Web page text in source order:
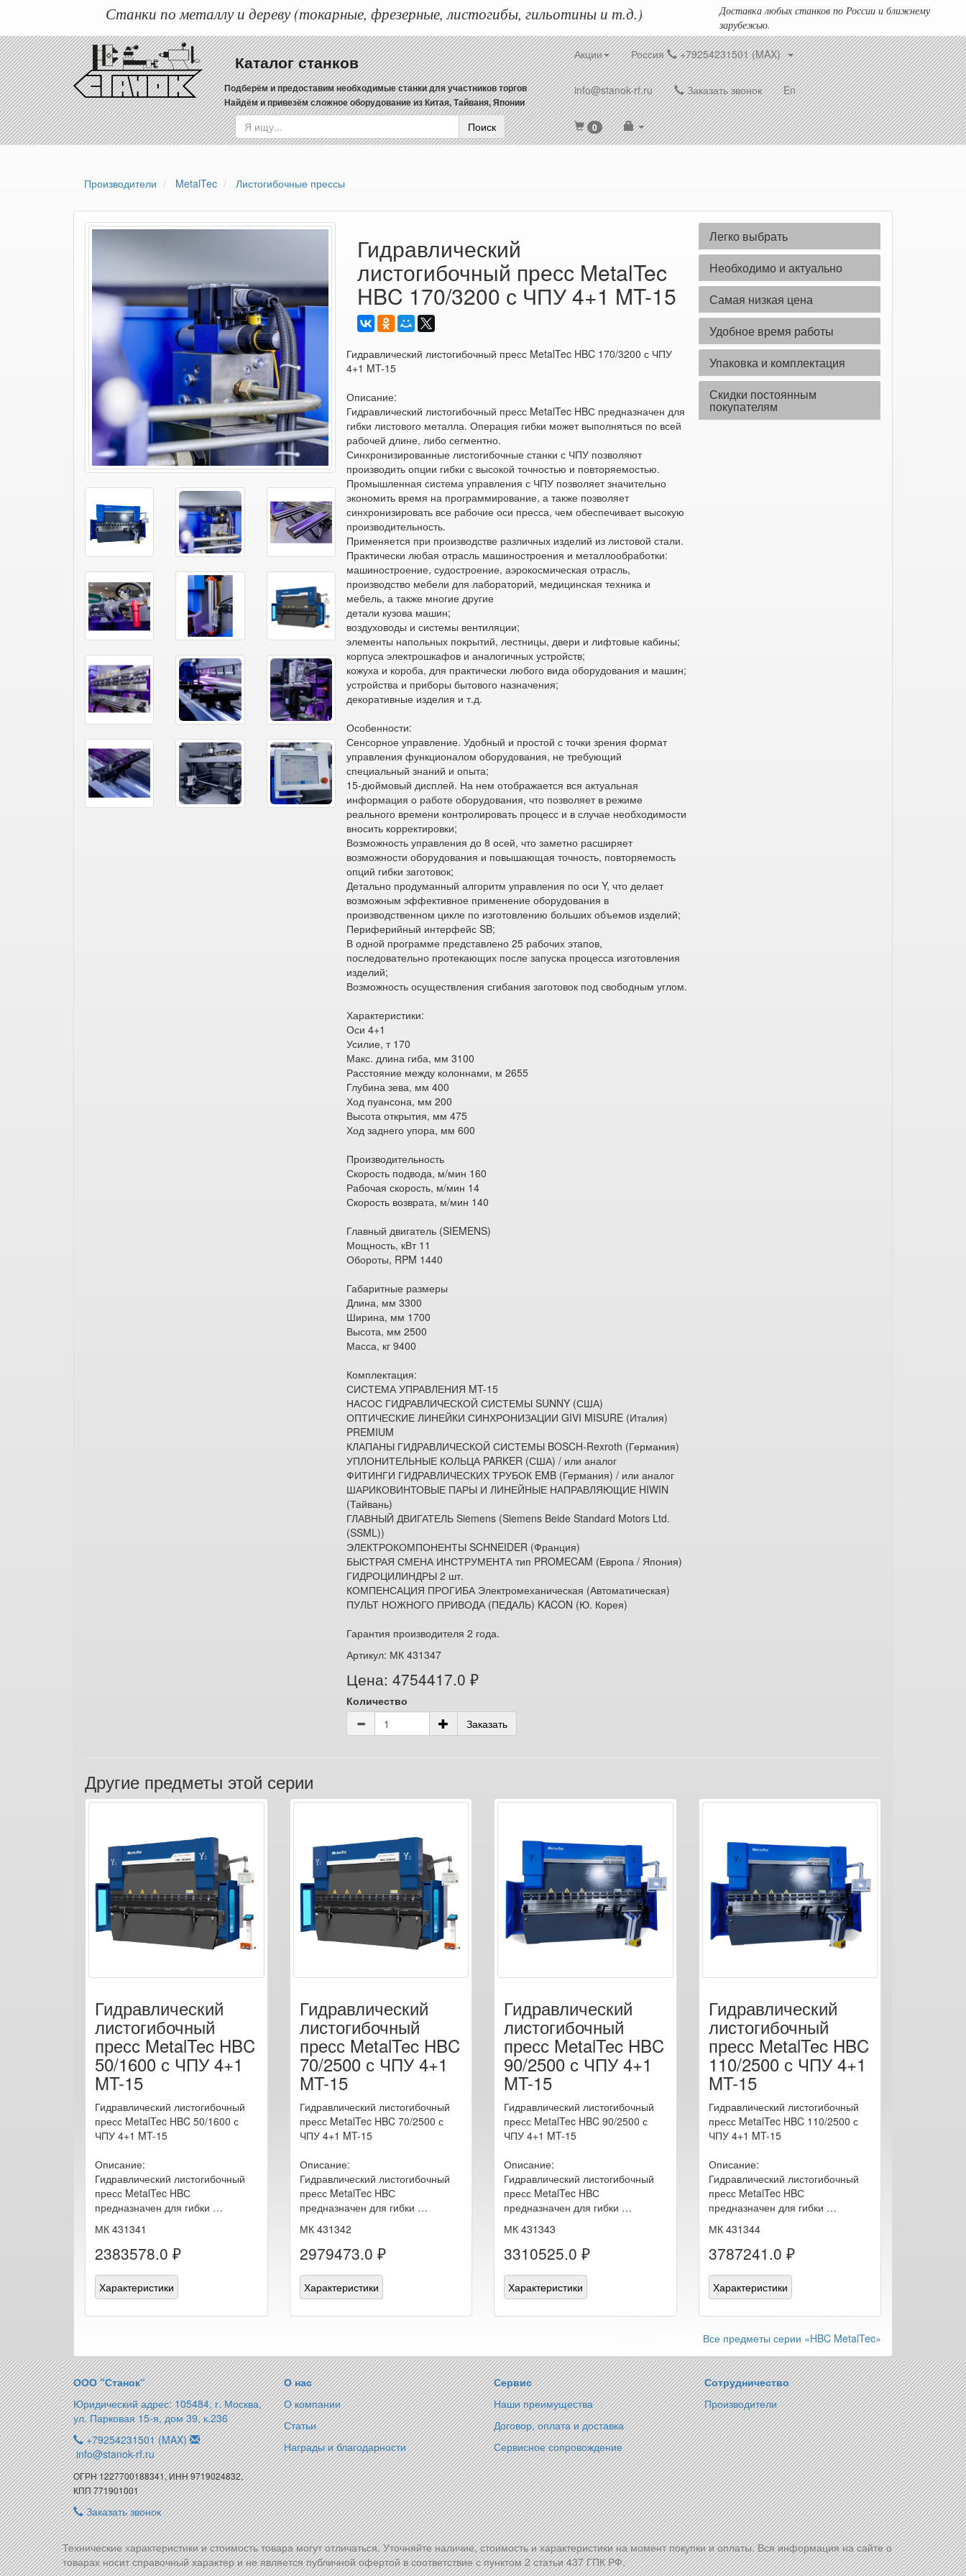
Станки по металлу и дереву (токарные, фрезерные, листогибы, гильотины и т.д.)
Доставка любых станков по России и ближнему
зарубежью.
Каталог станков
Подберём и предоставим необходимые станки для участников торгов
Найдём и привезём сложное оборудование из Китая, Тайваня, Японии
Поиск
Акции Россия +79254231501 (MAX)
info@stanok-rf.ru Заказать звонок En
0
Производители MetalTec Листогибочные прессы
Гидравлический
листогибочный пресс MetalTec
HBC 170/3200 с ЧПУ 4+1 MT-15
Гидравлический листогибочный пресс MetalTec HBC 170/3200 с ЧПУ
4+1 MT-15
Описание:
Гидравлический листогибочный пресс MetalTec HBС предназначен для
гибки листового металла. Операция гибки может выполняться по всей
рабочей длине, либо сегментно.
Синхронизированные листогибочные станки с ЧПУ позволяют
производить опции гибки с высокой точностью и повторяемостью.
Промышленная система управления с ЧПУ позволяет значительно
экономить время на программирование, а также позволяет
синхронизировать все рабочие оси пресса, чем обеспечивает высокую
производительность.
Применяется при производстве различных изделий из листовой стали.
Практически любая отрасль машиностроения и металлообработки:
машиностроение, судостроение, аэрокосмическая отрасль,
производство мебели для лабораторий, медицинская техника и
мебель, а также многие другие
детали кузова машин;
воздуховоды и системы вентиляции;
элементы напольных покрытий, лестницы, двери и лифтовые кабины;
корпуса электрошкафов и аналогичных устройств;
кожуха и короба, для практически любого вида оборудования и машин;
устройства и приборы бытового назначения;
декоративные изделия и т.д.
Особенности:
Сенсорное управление. Удобный и простой с точки зрения формат
управления функционалом оборудования, не требующий
специальный знаний и опыта;
15-дюймовый дисплей. На нем отображается вся актуальная
информация о работе оборудования, что позволяет в режиме
реального времени контролировать процесс и в случае необходимости
вносить корректировки;
Возможность управления до 8 осей, что заметно расширяет
возможности оборудования и повышающая точность, повторяемость
опций гибки заготовок;
Детально продуманный алгоритм управления по оси Y, что делает
возможным эффективное применение оборудования в
производственном цикле по изготовлению больших объемов изделий;
Периферийный интерфейс SB;
В одной программе представлено 25 рабочих этапов,
последовательно протекающих после запуска процесса изготовления
изделий;
Возможность осуществления сгибания заготовок под свободным углом.
Характеристики:
Оси 4+1
Усилие, т 170
Макс. длина гиба, мм 3100
Расстояние между колоннами, м 2655
Глубина зева, мм 400
Ход пуансона, мм 200
Высота открытия, мм 475
Ход заднего упора, мм 600
Производительность
Скорость подвода, м/мин 160
Рабочая скорость, м/мин 14
Скорость возврата, м/мин 140
Главный двигатель (SIEMENS)
Мощность, кВт 11
Обороты, RPM 1440
Габаритные размеры
Длина, мм 3300
Ширина, мм 1700
Высота, мм 2500
Масса, кг 9400
Комплектация:
СИСТЕМА УПРАВЛЕНИЯ MT-15
НАСОС ГИДРАВЛИЧЕСКОЙ СИСТЕМЫ SUNNY (США)
ОПТИЧЕСКИЕ ЛИНЕЙКИ СИНХРОНИЗАЦИИ GIVI MISURE (Италия)
PREMIUM
КЛАПАНЫ ГИДРАВЛИЧЕСКОЙ СИСТЕМЫ BOSCH-Rexroth (Германия)
УПЛОНИТЕЛЬНЫЕ КОЛЬЦА PARKER (США) / или аналог
ФИТИНГИ ГИДРАВЛИЧЕСКИХ ТРУБОК EMB (Германия) / или аналог
ШАРИКОВИНТОВЫЕ ПАРЫ И ЛИНЕЙНЫЕ НАПРАВЛЯЮЩИЕ HIWIN
(Тайвань)
ГЛАВНЫЙ ДВИГАТЕЛЬ Siemens (Siemens Beide Standard Motors Ltd.
(SSML))
ЭЛЕКТРОКОМПОНЕНТЫ SCHNEIDER (Франция)
БЫСТРАЯ СМЕНА ИНСТРУМЕНТА тип PROMECAM (Европа / Япония)
ГИДРОЦИЛИНДРЫ 2 шт.
КОМПЕНСАЦИЯ ПРОГИБА Электромеханическая (Автоматическая)
ПУЛЬТ НОЖНОГО ПРИВОДА (ПЕДАЛЬ) KACON (Ю. Корея)
Гарантия производителя 2 года.
Артикул: МК 431347
Цена: 4754417.0 ₽
Количество
Заказать
Легко выбрать
Необходимо и актуально
Самая низкая цена
Удобное время работы
Упаковка и комплектация
Скидки постоянным
покупателям
Другие предметы этой серии
Гидравлический
листогибочный
пресс MetalTec HBC
50/1600 с ЧПУ 4+1
MT-15
Гидравлический листогибочный
пресс MetalTec HBC 50/1600 с
ЧПУ 4+1 MT-15
Описание:
Гидравлический листогибочный
пресс MetalTec HBС
предназначен для гибки …
МК 431341
2383578.0 ₽
Характеристики
Гидравлический
листогибочный
пресс MetalTec HBC
70/2500 с ЧПУ 4+1
MT-15
Гидравлический листогибочный
пресс MetalTec HBC 70/2500 с
ЧПУ 4+1 MT-15
Описание:
Гидравлический листогибочный
пресс MetalTec HBС
предназначен для гибки …
МК 431342
2979473.0 ₽
Характеристики
Гидравлический
листогибочный
пресс MetalTec HBC
90/2500 с ЧПУ 4+1
MT-15
Гидравлический листогибочный
пресс MetalTec HBC 90/2500 с
ЧПУ 4+1 MT-15
Описание:
Гидравлический листогибочный
пресс MetalTec HBС
предназначен для гибки …
МК 431343
3310525.0 ₽
Характеристики
Гидравлический
листогибочный
пресс MetalTec HBC
110/2500 с ЧПУ 4+1
MT-15
Гидравлический листогибочный
пресс MetalTec HBC 110/2500 с
ЧПУ 4+1 MT-15
Описание:
Гидравлический листогибочный
пресс MetalTec HBС
предназначен для гибки …
МК 431344
3787241.0 ₽
Характеристики
Все предметы серии «HBC MetalTec»
ООО “Станок“
Юридический адрес: 105484, г. Москва,
ул. Парковая 15-я, дом 39, к.236
+79254231501 (MAX)
info@stanok-rf.ru
ОГРН 1227700188341, ИНН 9719024832,
КПП 771901001
Заказать звонок
О нас
О компании
Статьи
Награды и благодарности
Сервис
Наши преимущества
Договор, оплата и доставка
Сервисное сопровождение
Сотрудничество
Производители
Технические характеристики и стоимость товара могут отличаться. Уточняйте наличие, стоимость и характеристики на момент покупки и оплаты. Вся информация на сайте о
товарах носит справочный характер и не является публичной офертой в соответствие с пунктом 2 статьи 437 ГПК РФ.